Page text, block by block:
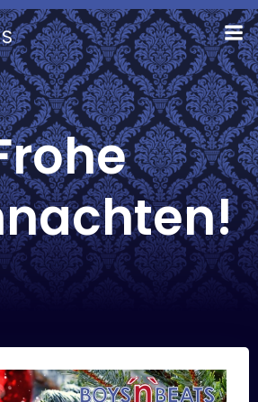
Zum
Inhalt
springen